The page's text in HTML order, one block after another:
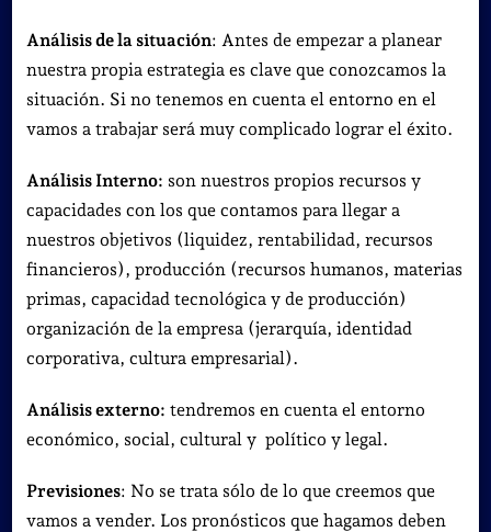
Análisis de la situación: Antes de empezar a planear
nuestra propia estrategia es clave que conozcamos la
situación. Si no tenemos en cuenta el entorno en el
vamos a trabajar será muy complicado lograr el éxito.
Análisis Interno: son nuestros propios recursos y
capacidades con los que contamos para llegar a
nuestros objetivos (liquidez, rentabilidad, recursos
financieros), producción (recursos humanos, materias
primas, capacidad tecnológica y de producción)
organización de la empresa (jerarquía, identidad
corporativa, cultura empresarial).
Análisis externo: tendremos en cuenta el entorno
económico, social, cultural y político y legal.
Previsiones: No se trata sólo de lo que creemos que
vamos a vender. Los pronósticos que hagamos deben